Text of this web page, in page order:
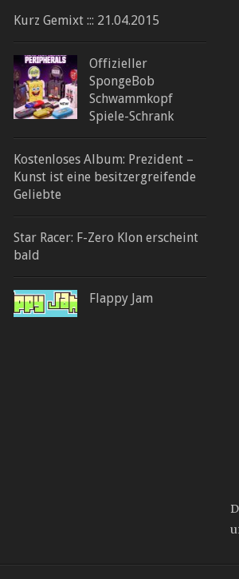
Kurz Gemixt ::: 21.04.2015
Offizieller
SpongeBob
Schwammkopf
Spiele-Schrank
Kostenloses Album: Prezident –
Kunst ist eine besitzergreifende
Geliebte
Star Racer: F-Zero Klon erscheint
bald
Flappy Jam